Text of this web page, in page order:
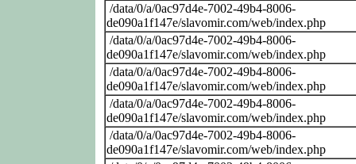
/data/0/a/0ac97d4e-7002-49b4-8006-
de090a1f147e/slavomir.com/web/index.php
/data/0/a/0ac97d4e-7002-49b4-8006-
de090a1f147e/slavomir.com/web/index.php
/data/0/a/0ac97d4e-7002-49b4-8006-
de090a1f147e/slavomir.com/web/index.php
/data/0/a/0ac97d4e-7002-49b4-8006-
de090a1f147e/slavomir.com/web/index.php
/data/0/a/0ac97d4e-7002-49b4-8006-
de090a1f147e/slavomir.com/web/index.php